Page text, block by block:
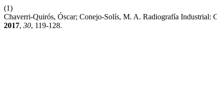
(1)
Chaverri-Quirós, Óscar; Conejo-Solís, M. A. Radiografía
2017, 30, 119-128.